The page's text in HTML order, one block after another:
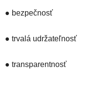
● bezpečnosť
● trvalá udržateľnosť
● transparentnosť